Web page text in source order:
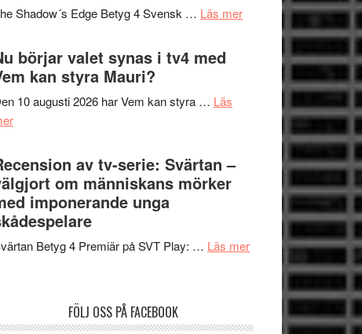
Artipelag
Shadow´s Edge Betyg 4 Svensk … Läs merom
Filmrecension:
Shadow
spännande
Chan
storform
börjar valet synas i tv4 med
kan styra Mauri?
10 augusti 2026 har Vem kan styra … Läs
om
valet
synas
i
tv4
med
Mauri?
av tv-serie: Svärtan –
om människans mörker
imponerande unga
Betyg 4 Premiär på SVT Play: … Läs merom
Recension
FÖLJ OSS PÅ FACEBOOK